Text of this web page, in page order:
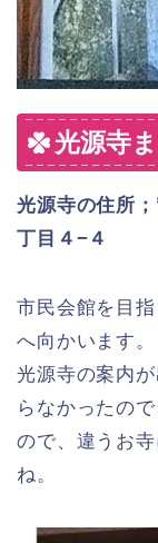
光源寺
光源寺の住所；
丁目４ − ４
市民会館を目
へ向かいます。
光源寺の案内
らなかったの
ので、違うお
ね。